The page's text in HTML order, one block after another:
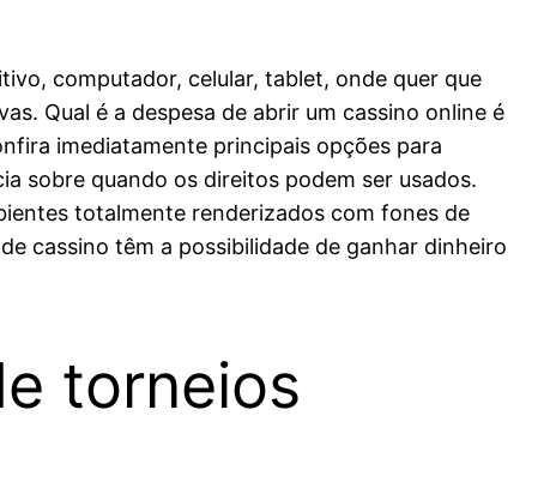
computador, celular, tablet, onde quer que
Qual é a despesa de abrir um cassino online é
imediatamente principais opções para
sobre quando os direitos podem ser usados.
totalmente renderizados com fones de
cassino têm a possibilidade de ganhar dinheiro
torneios